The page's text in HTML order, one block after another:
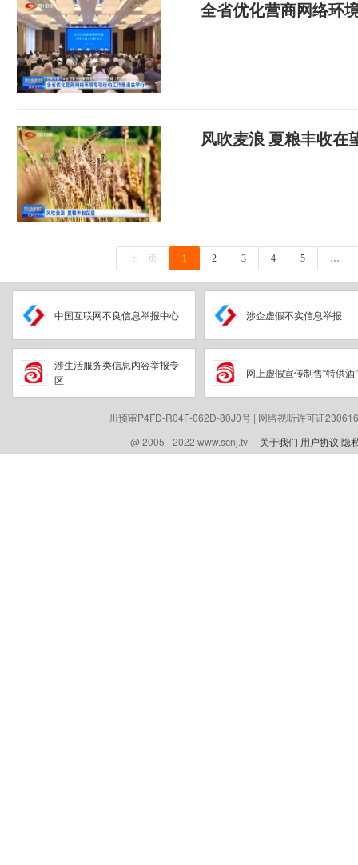
全省优化营商网络环
风吹麦浪 夏粮丰收在
上一页 1 2 3 4 5 …
中国互联网不良信息举报中心 涉企虚假不实信息举报
涉生活服务类信息内容举报专
区
网上虚假宣传制售“特供酒
川预审P4FD-R04F-062D-80J0号 | 网络视听许可证
@ 2005 - 2022 www.scnj.tv 关于我们 用户协议 隐